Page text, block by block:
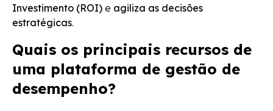
Investimento (ROI) e agiliza as decisões
estratégicas.
Quais os principais recursos de
uma plataforma de gestão de
desempenho?